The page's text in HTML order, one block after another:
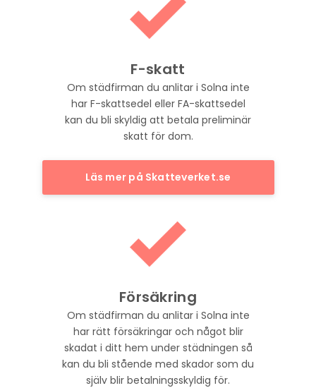
F-skatt
Om städfirman du anlitar i Solna inte
har F-skattsedel eller FA-skattsedel
kan du bli skyldig att betala preliminär
skatt för dom.
Läs mer på Skatteverket.se
Försäkring
Om städfirman du anlitar i Solna inte
har rätt försäkringar och något blir
skadat i ditt hem under städningen så
kan du bli stående med skador som du
själv blir betalningsskyldig för.